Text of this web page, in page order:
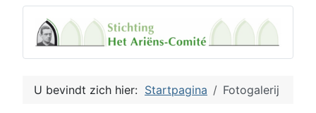
U bevindt zich hier: Startpagina Fotogalerij